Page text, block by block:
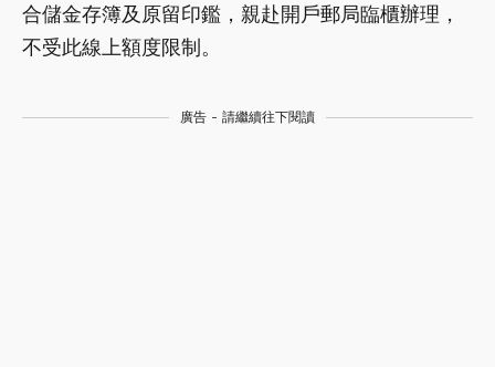
合儲金存簿及原留印鑑，親赴開戶郵局臨櫃辦理，
不受此線上額度限制。
廣告 - 請繼續往下閱讀